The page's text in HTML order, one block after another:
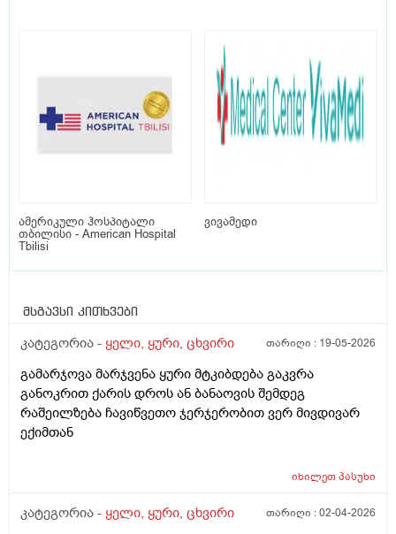
ამერიკული ჰოსპიტალი
თბილისი - American Hospital
Tbilisi
ვივამედი
მსგავსი კითხვები
კატეგორია - ყელი, ყური, ცხვირი თარიღი : 19-05-2026
გამარჯოვა მარჯვენა ყური მტკიბდება გაკვრა
განოკრით ქარის დროს ან ბანაოვის შემდეგ
რაშეილზება ჩავიწვეთო ჯერჯერობით ვერ მივდივარ
ექიმთან
იხილეთპასუხი
კატეგორია - ყელი, ყური, ცხვირი თარიღი :02-04-2026